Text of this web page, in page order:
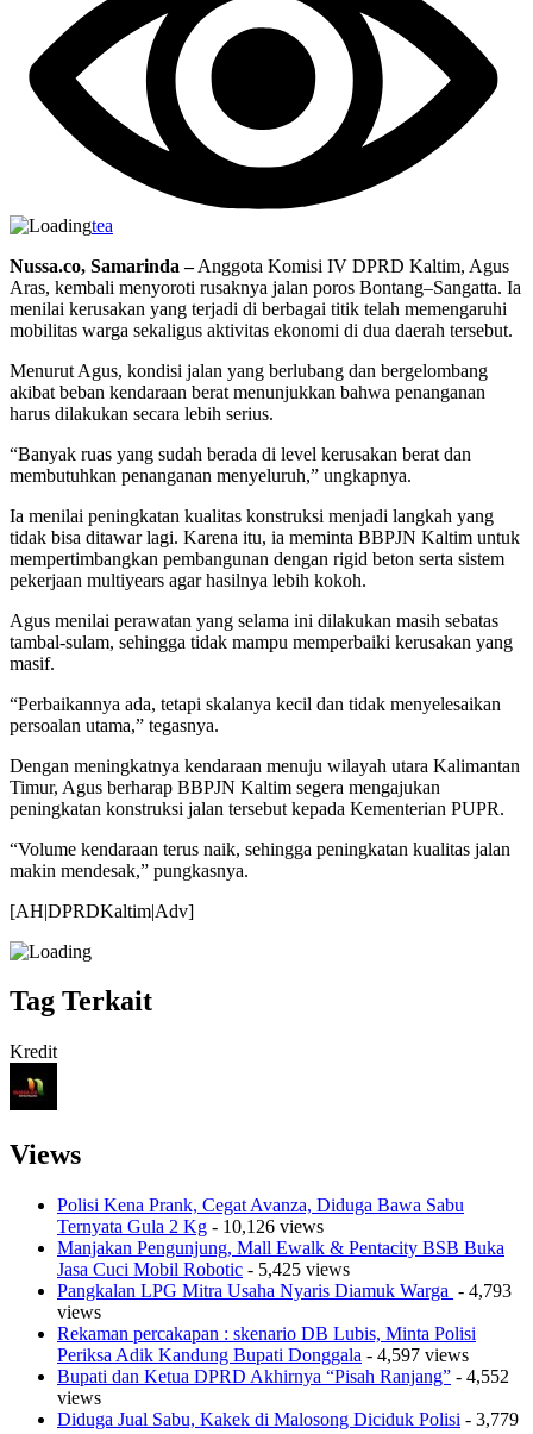
tea
Nussa.co, Samarinda –Anggota Komisi IV DPRD Kaltim, Agus
Aras, kembali menyoroti rusaknya jalan poros Bontang–Sangatta. Ia
menilai kerusakan yang terjadi di berbagai titik telah memengaruhi
mobilitas warga sekaligus aktivitas ekonomi di dua daerah tersebut.
Menurut Agus, kondisi jalan yang berlubang dan bergelombang
akibat beban kendaraan berat menunjukkan bahwa penanganan
harus dilakukan secara lebih serius.
“Banyak ruas yang sudah berada di level kerusakan berat dan
membutuhkan penanganan menyeluruh,” ungkapnya.
Ia menilai peningkatan kualitas konstruksi menjadi langkah yang
tidak bisa ditawar lagi. Karena itu, ia meminta BBPJN Kaltim untuk
mempertimbangkan pembangunan dengan rigid beton serta sistem
pekerjaan multiyears agar hasilnya lebih kokoh.
Agus menilai perawatan yang selama ini dilakukan masih sebatas
tambal-sulam, sehingga tidak mampu memperbaiki kerusakan yang
masif.
“Perbaikannya ada, tetapi skalanya kecil dan tidak menyelesaikan
persoalan utama,” tegasnya.
Dengan meningkatnya kendaraan menuju wilayah utara Kalimantan
Timur, Agus berharap BBPJN Kaltim segera mengajukan
peningkatan konstruksi jalan tersebut kepada Kementerian PUPR.
“Volume kendaraan terus naik, sehingga peningkatan kualitas jalan
makin mendesak,” pungkasnya.
[AH|DPRDKaltim|Adv]
Tag Terkait
Kredit
Views
Polisi Kena Prank, Cegat Avanza, Diduga Bawa Sabu
Ternyata Gula 2 Kg - 10,126 views
Manjakan Pengunjung, Mall Ewalk & Pentacity BSB Buka
Jasa Cuci Mobil Robotic - 5,425 views
Pangkalan LPG Mitra Usaha Nyaris Diamuk Warga - 4,793
views
Rekaman percakapan : skenario DB Lubis, Minta Polisi
Periksa Adik Kandung Bupati Donggala - 4,597 views
Bupati dan Ketua DPRD Akhirnya “Pisah Ranjang” - 4,552
views
Diduga Jual Sabu, Kakek di Malosong Diciduk Polisi - 3,779